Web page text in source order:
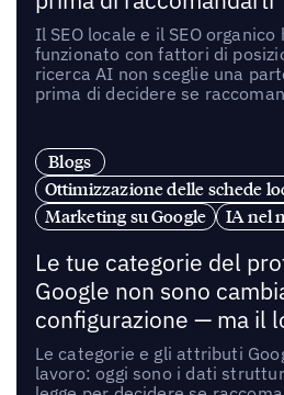
Il SEO locale e il SEO
funzionato con fattori di
ricerca AI non sceglie una
prima di decidere se
Blogs
Ottimizzazione delle schede
Marketing su Google
IA nel
Le tue categorie del
Google non sono
configurazione — ma il
Le categorie e gli attributi
lavoro: oggi sono i dati